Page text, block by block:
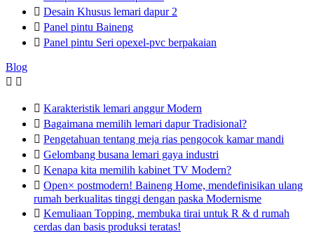
 Desain Khusus lemari dapur 2
 Panel pintu Baineng
 Panel pintu Seri opexel-pvc berpakaian
Blog
 
 Karakteristik lemari anggur Modern
 Bagaimana memilih lemari dapur Tradisional?
 Pengetahuan tentang meja rias pengocok kamar mandi
 Gelombang busana lemari gaya industri
 Kenapa kita memilih kabinet TV Modern?
 Open× postmodern! Baineng Home, mendefinisikan ulang
rumah berkualitas tinggi dengan paska Modernisme
 Kemuliaan Topping, membuka tirai untuk R & d rumah
cerdas dan basis produksi teratas!